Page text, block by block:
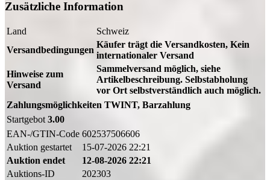
Zusätzliche Information
Land
Schweiz
Versandbedingungen
Käufer trägt die Versandkosten, Kein
internationaler Versand
Hinweise zum
Versand
Sammelversand möglich, siehe
Artikelbeschreibung. Selbstabholung
vor Ort selbstverständlich auch möglich.
Zahlungsmöglichkeiten TWINT, Barzahlung
Startgebot 3.00
EAN-/GTIN-Code 602537506606
Auktion gestartet
15-07-2026 22:21
Auktion endet
12-08-2026 22:21
Auktions-ID
202303